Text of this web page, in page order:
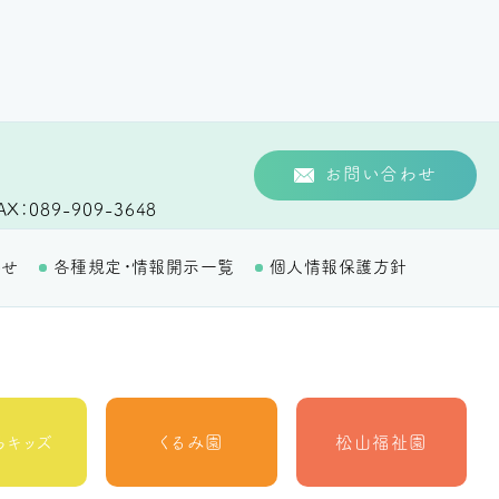
089-909-3648
お問い合わせ
各種規定・情報開示一覧 個人情報保護方針
キッズ くるみ園 松山福祉園